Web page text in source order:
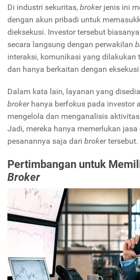
Di industri sekuritas, broker jenis ini
dengan akun pribadi untuk
dieksekusi. Investor tersebut
secara langsung dengan perwakilan
interaksi, komunikasi yang dilakukan
dan hanya berkaitan dengan
Dalam kata lain, layanan yang
broker hanya berfokus pada investor
mengelola dan menganalisis
Jadi, mereka hanya memerlukan jasa
pesanannya saja dari brokertersebut.
Pertimbangan untuk
Broker